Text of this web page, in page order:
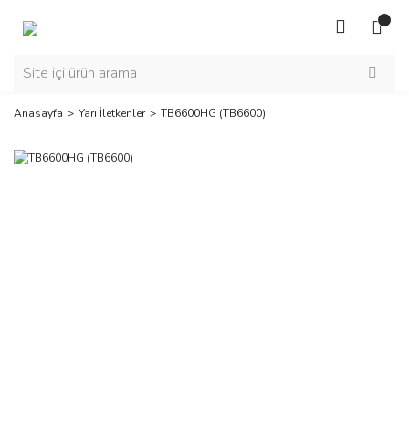
Anasayfa Yarı İletkenler TB6600HG (TB6600)